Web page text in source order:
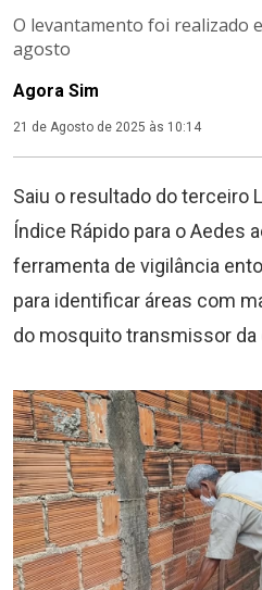
O levantamento foi realizado
agosto
Agora Sim
21 de Agosto de 2025 às 10:14
Saiu o resultado do terceiro
Índice Rápido para o Aedes
ferramenta de vigilância
para identificar áreas com
do mosquito transmissor da